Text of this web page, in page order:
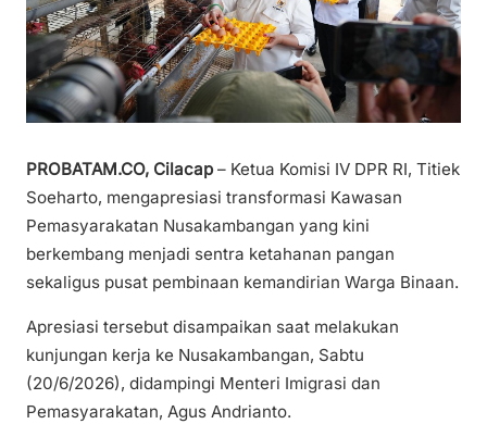
PROBATAM.CO, Cilacap– Ketua Komisi IV DPR RI, Titiek
Soeharto, mengapresiasi transformasi Kawasan
Pemasyarakatan Nusakambangan yang kini
berkembang menjadi sentra ketahanan pangan
sekaligus pusat pembinaan kemandirian Warga Binaan.
Apresiasi tersebut disampaikan saat melakukan
kunjungan kerja ke Nusakambangan, Sabtu
(20/6/2026), didampingi Menteri Imigrasi dan
Pemasyarakatan, Agus Andrianto.